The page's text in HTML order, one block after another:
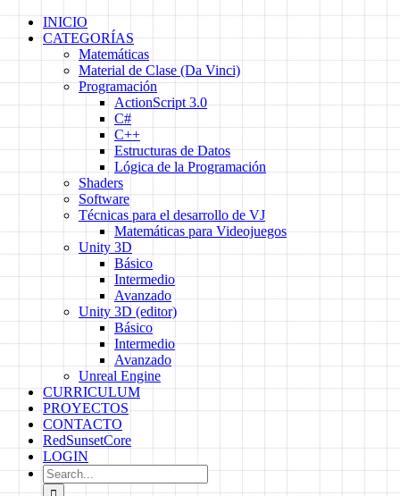
Skip
INICIO
CATEGORÍAS
Matemáticas
Material de Clase (Da Vinci)
Programación
ActionScript 3.0
C#
C++
Estructuras de Datos
Lógica de la Programación
Shaders
Software
Técnicas para el desarrollo de VJ
Matemáticas para Videojuegos
Unity 3D
Básico
Intermedio
Avanzado
Unity 3D (editor)
Básico
Intermedio
Avanzado
Unreal Engine
CURRICULUM
PROYECTOS
CONTACTO
RedSunsetCore
LOGIN
Search
for: